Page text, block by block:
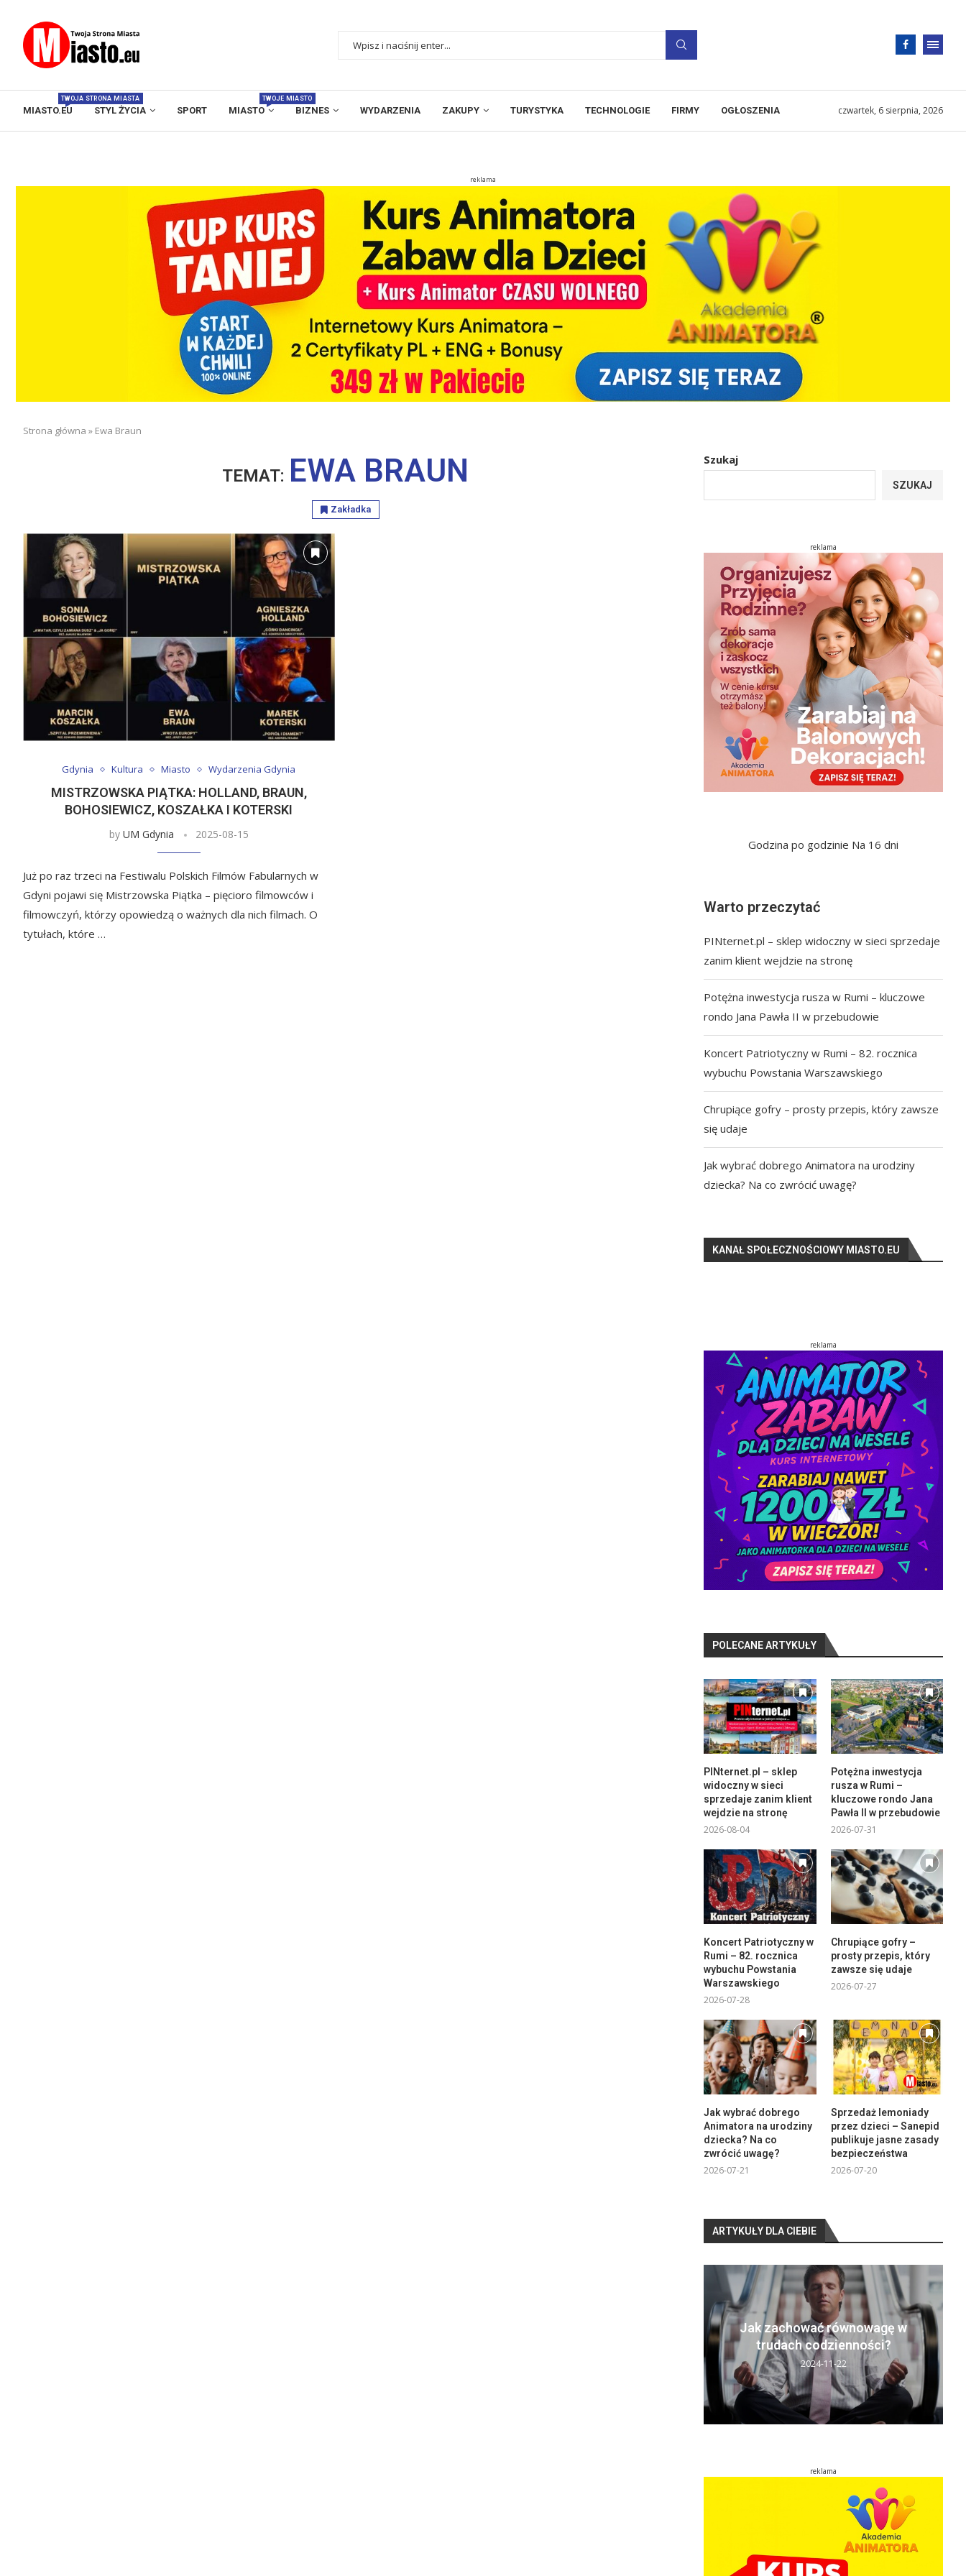
MIASTO.EU
TWOJA STRONA MIASTA
STYL ŻYCIA SPORT MIASTO
TWOJE MIASTO
BIZNES WYDARZENIA ZAKUPY TURYSTYKA TECHNOLOGIE FIRMY OGŁOSZENIA czwartek, 6 sierpnia, 2026
reklama
Strona główna » Ewa Braun
TEMAT: EWA BRAUN
Zakładka
Gdynia Kultura Miasto Wydarzenia Gdynia
MISTRZOWSKA PIĄTKA: HOLLAND, BRAUN,
BOHOSIEWICZ, KOSZAŁKA I KOTERSKI
by UM Gdynia 2025-08-15
Już po raz trzeci na Festiwalu Polskich Filmów Fabularnych w
Gdyni pojawi się Mistrzowska Piątka – pięcioro filmowców i
filmowczyń, którzy opowiedzą o ważnych dla nich filmach. O
tytułach, które …
Szukaj
SZUKAJ
reklama
Godzina po godzinie Na 16 dni
Warto przeczytać
PINternet.pl – sklep widoczny w sieci sprzedaje
zanim klient wejdzie na stronę
Potężna inwestycja rusza w Rumi – kluczowe
rondo Jana Pawła II w przebudowie
Koncert Patriotyczny w Rumi – 82. rocznica
wybuchu Powstania Warszawskiego
Chrupiące gofry – prosty przepis, który zawsze
się udaje
Jak wybrać dobrego Animatora na urodziny
dziecka? Na co zwrócić uwagę?
KANAŁ SPOŁECZNOŚCIOWY MIASTO.EU
reklama
POLECANE ARTYKUŁY
PINternet.pl – sklep
widoczny w sieci
sprzedaje zanim klient
wejdzie na stronę
2026-08-04
Potężna inwestycja
rusza w Rumi –
kluczowe rondo Jana
Pawła II w przebudowie
2026-07-31
Koncert Patriotyczny w
Rumi – 82. rocznica
wybuchu Powstania
Warszawskiego
2026-07-28
Chrupiące gofry –
prosty przepis, który
zawsze się udaje
2026-07-27
Jak wybrać dobrego
Animatora na urodziny
dziecka? Na co
zwrócić uwagę?
2026-07-21
Sprzedaż lemoniady
przez dzieci – Sanepid
publikuje jasne zasady
bezpieczeństwa
2026-07-20
ARTYKUŁY DLA CIEBIE
Jak zachować równowagę w
trudach codzienności?
2024-11-22
reklama